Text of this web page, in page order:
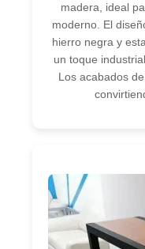
madera, ideal
moderno. El
hierro negra y
un toque
Los acabados